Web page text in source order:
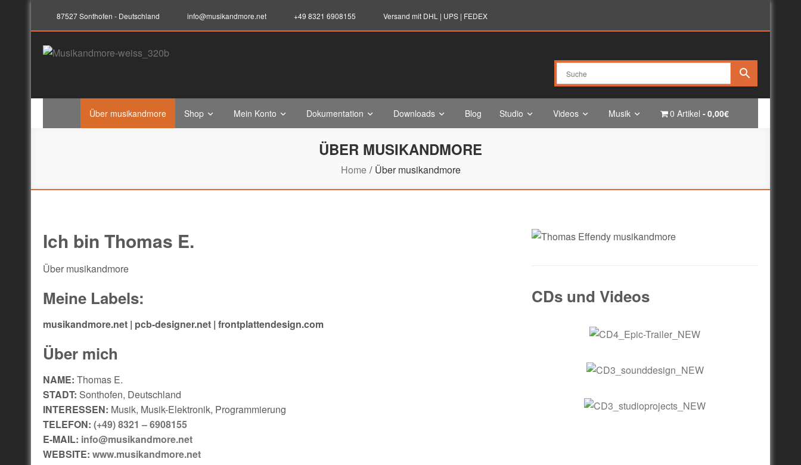
87527 Sonthofen - Deutschland info@musikandmore.net +49 8321 6908155 Versand mit DHL | UPS | FEDEX
Über musikandmore Shop Mein Konto Dokumentation Downloads Blog Studio Videos Musik 0 Artikel 0,00€
ÜBER MUSIKANDMORE
Home Über musikandmore
Ich bin Thomas E.
Über musikandmore
Meine Labels:
musikandmore.net | pcb-designer.net | frontplattendesign.com
Über mich
NAME: Thomas E.
STADT: Sonthofen, Deutschland
INTERESSEN: Musik, Musik-Elektronik, Programmierung
TELEFON: (+49) 8321 – 6908155
E-MAIL: info@musikandmore.net
WEBSITE: www.musikandmore.net
CDs und Videos